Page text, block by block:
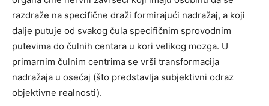
razdraže na specifične draži formirajući nadražaj, a koji
dalje putuje od svakog čula specifičnim sprovodnim
putevima do čulnih centara u kori velikog mozga. U
primarnim čulnim centrima se vrši transformacija
nadražaja u osećaj (što predstavlja subjektivni odraz
objektivne realnosti).